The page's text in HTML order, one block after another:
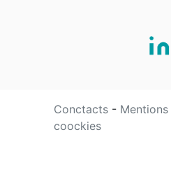
Conctacts -
coockies